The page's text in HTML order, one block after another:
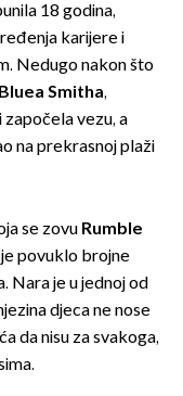
18 godina,
karijere i
Nedugo nakon što
Smitha,
vezu, a
na prekrasnoj plaži
se zovu Rumble
povuklo brojne
Nara je u jednoj od
djeca ne nose
da nisu za svakoga,